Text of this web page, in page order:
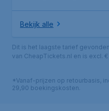
Bekijk alle
Dit is het laagste tarief
van CheapTickets.nl en is excl.
*Vanaf-prijzen op retourbasis,
29,90 boekingskosten.